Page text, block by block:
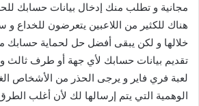
مجانية و تطلب منك إدخال بيانات حسابك
هناك للكثير من اللاعبين يتعرضون للخداع
خلالها و لكن يبقى أفضل حل لحماية حسابك
تقديم بيانات حسابك لأي جهة أو طرف ثالث
لعبة فري فاير و يرجى الحذر من الأشخاص
الوهمية التي يتم إرسالها لك لأن أغلب